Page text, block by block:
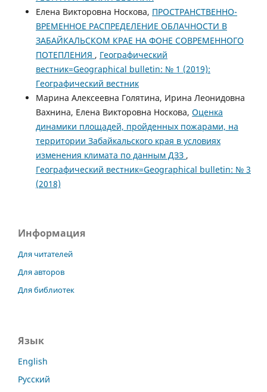
Елена Викторовна Носкова, ПРОСТРАНСТВЕННО-
ВРЕМЕННОЕ РАСПРЕДЕЛЕНИЕ ОБЛАЧНОСТИ В
ЗАБАЙКАЛЬСКОМ КРАЕ НА ФОНЕ СОВРЕМЕННОГО
ПОТЕПЛЕНИЯ , Географический
вестник=Geographical bulletin: № 1 (2019):
Географический вестник
Марина Алексеевна Голятина, Ирина Леонидовна
Вахнина, Елена Викторовна Носкова, Оценка
динамики площадей, пройденных пожарами, на
территории Забайкальского края в условиях
изменения климата по данным ДЗЗ ,
Географический вестник=Geographical bulletin: № 3
(2018)
Информация
Для читателей
Для авторов
Для библиотек
Язык
English
Русский